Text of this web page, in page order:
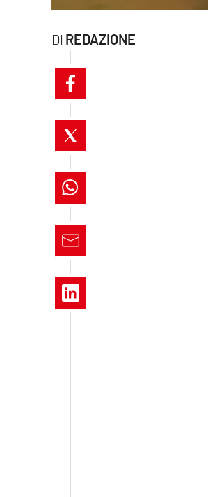
lacitymag.it
cosenzachannel.it
ilvibonese.it
catanzarochannel.it
lacapitalenews.it
REDAZIONE